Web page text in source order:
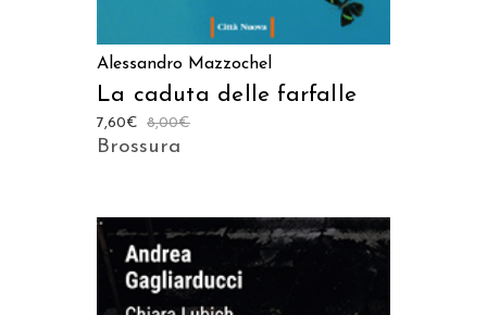
Alessandro Mazzochel
La caduta delle farfalle
8,00€
7,60€
Brossura